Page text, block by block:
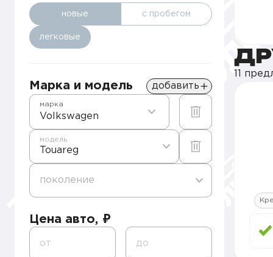
новые с пробегом
легковые
Марка и модель добавить
Volkswagen
марка
Touareg
модель
поколение
Цена авто, ₽
от до
11